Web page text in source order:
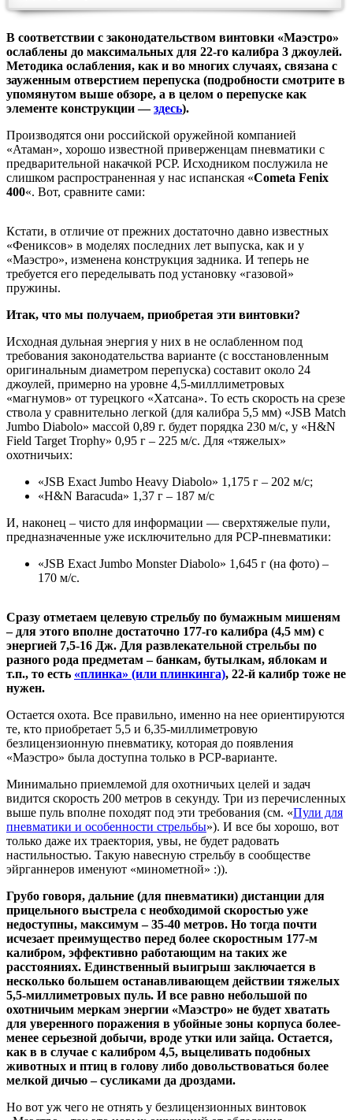
В соответствии с законодательством винтовки «Маэстро»
ослаблены до максимальных для 22-го калибра 3 джоулей.
Методика ослабления, как и во многих случаях, связана с
зауженным отверстием перепуска (подробности смотрите в
упомянутом выше обзоре, а в целом о перепуске как
элементе конструкции —здесь).
Производятся они российской оружейной компанией
«Атаман», хорошо известной приверженцам пневматики с
предварительной накачкой PCP. Исходником послужила не
слишком распространенная у нас испанская «Cometa Fenix
400«. Вот, сравните сами:
Кстати, в отличие от прежних достаточно давно известных
«Фениксов» в моделях последних лет выпуска, как и у
«Маэстро», изменена конструкция задника. И теперь не
требуется его переделывать под установку «газовой»
пружины.
Итак, что мы получаем, приобретая эти винтовки?
Исходная дульная энергия у них в не ослабленном под
требования законодательства варианте (с восстановленным
оригинальным диаметром перепуска) составит около 24
джоулей, примерно на уровне 4,5-милллиметровых
«магнумов» от турецкого «Хатсана». То есть скорость на срезе
ствола у сравнительно легкой (для калибра 5,5 мм) «JSB Match
Jumbo Diabolo» массой 0,89 г. будет порядка 230 м/с, у «H&N
Field Target Trophy» 0,95 г – 225 м/с. Для «тяжелых»
охотничьих:
«JSB Exact Jumbo Heavy Diabolo» 1,175 г – 202 м/с;
«H&N Baracuda» 1,37 г – 187 м/с
И, наконец – чисто для информации — сверхтяжелые пули,
предназначенные уже исключительно для PCP-пневматики:
«JSB Exact Jumbo Monster Diabolo» 1,645 г (на фото) –
170 м/с.
Сразу отметаем целевую стрельбу по бумажным мишеням
– для этого вполне достаточно 177-го калибра (4,5 мм) с
энергией 7,5-16 Дж. Для развлекательной стрельбы по
разного рода предметам – банкам, бутылкам, яблокам и
т.п., то есть «плинка» (или плинкинга), 22-й калибр тоже не
нужен.
Остается охота. Все правильно, именно на нее ориентируются
те, кто приобретает 5,5 и 6,35-миллиметровую
безлицензионную пневматику, которая до появления
«Маэстро» была доступна только в PCP-варианте.
Минимально приемлемой для охотничьих целей и задач
видится скорость 200 метров в секунду. Три из перечисленных
выше пуль вполне походят под эти требования (см. «Пули для
пневматики и особенности стрельбы»). И все бы хорошо, вот
только даже их траектория, увы, не будет радовать
настильностью. Такую навесную стрельбу в сообществе
эйрганнеров именуют «минометной» :)).
Грубо говоря, дальние (для пневматики) дистанции для
прицельного выстрела с необходимой скоростью уже
недоступны, максимум – 35-40 метров. Но тогда почти
исчезает преимущество перед более скоростным 177-м
калибром, эффективно работающим на таких же
расстояниях. Единственный выигрыш заключается в
несколько большем останавливающем действии тяжелых
5,5-миллиметровых пуль. И все равно небольшой по
охотничьим меркам энергии «Маэстро» не будет хватать
для уверенного поражения в убойные зоны корпуса более-
менее серьезной добычи, вроде утки или зайца. Остается,
как в в случае с калибром 4,5, выцеливать подобных
животных и птиц в голову либо довольствоваться более
мелкой дичью – сусликами да дроздами.
Но вот уж чего не отнять у безлицензионных винтовок